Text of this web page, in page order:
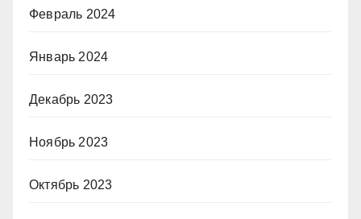
Февраль 2024
Январь 2024
Декабрь 2023
Ноябрь 2023
Октябрь 2023